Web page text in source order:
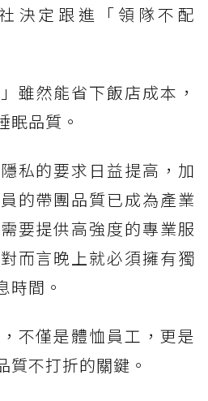
決定跟進「領隊不配
雖然能省下飯店成本，
眠品質。
私的要求日益提高，加
的帶團品質已成為產業
要提供高強度的專業服
而言晚上就必須擁有獨
時間。
不僅是體恤員工，更是
質不打折的關鍵。